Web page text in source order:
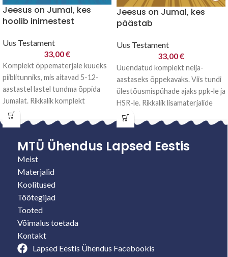
Jeesus on Jumal, kes
hoolib inimestest
Uus Testament
33,00€
Komplekt õppematerjale kuueks
piiblitunniks, mis aitavad 5-12-
aastastel lastel tundma õppida
Jumalat. Rikkalik komplekt
sisaldab õpetajajuhendit,
pildialbumit, värvilisi A4 ja A3
Jeesus on Jumal, kes
päästab
Uus Testament
33,00€
Uuendatud komplekt nelja-
aastaseks õppekavaks. Viis tundi
ülestõusmispühade ajaks ppk-le ja
HSR-le. Rikkalik lisamaterjalide
komplekt (töölehed, kuldsalmid,
meisterdamise juhend,
MTÜ Ühendus Lapsed Eestis
Meist
Materjalid
Koolitused
Töötegijad
Tooted
Võimalus toetada
Kontakt
Lapsed Eestis Ühendus Facebookis